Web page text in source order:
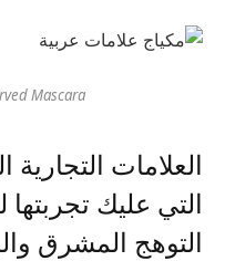
Mascara
العلامات التجارية
التي عليك
التوهج المشرق